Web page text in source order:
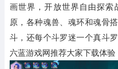
画世界，开放世界自由探
原，各种魂兽、魂环和魂骨
斗，还每个斗罗迷一个真斗
六蓝游戏网推荐大家下载体验